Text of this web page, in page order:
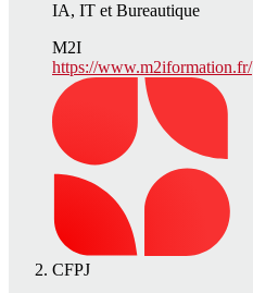
IA, IT et Bureautique
M2I
https://www.m2iformation.fr/
CFPJ